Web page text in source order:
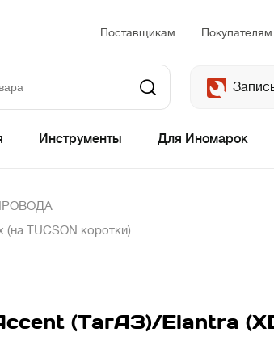
Поставщикам Покупателям
Инструменты Для Иномарок
(на TUCSON коротки)
(ТагАЗ)/Elantra